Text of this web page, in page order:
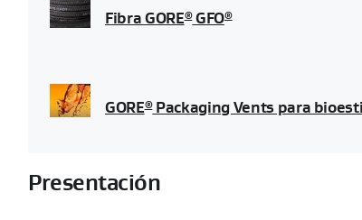
Fibra GORE®GFO®
GORE®Packaging Vents para
Presentación